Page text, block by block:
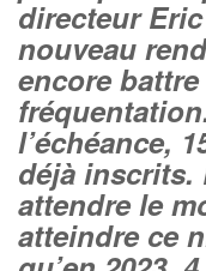
directeur
nouveau
encore
l’échéance,
déjà inscrits.
attendre le
atteindre ce